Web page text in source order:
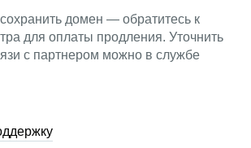
домен — обратитесь к
для оплаты продления. Уточнить
с партнером можно в службе